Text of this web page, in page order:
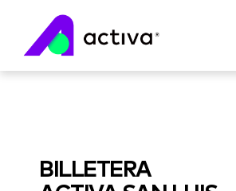
BILLETERA